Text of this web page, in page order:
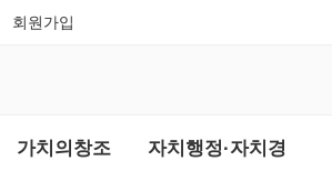
회원가입
가치의창조 자치행정·자치경